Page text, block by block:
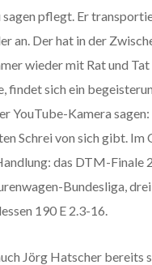
pflegt. Er
an. Der hat in der
wieder mit Rat und
findet sich ein
Kamera sagen:
Schrei von sich gibt.
das DTM-Finale
Bundesliga,
190 E 2.3-16.
Jörg Hatscher bereits